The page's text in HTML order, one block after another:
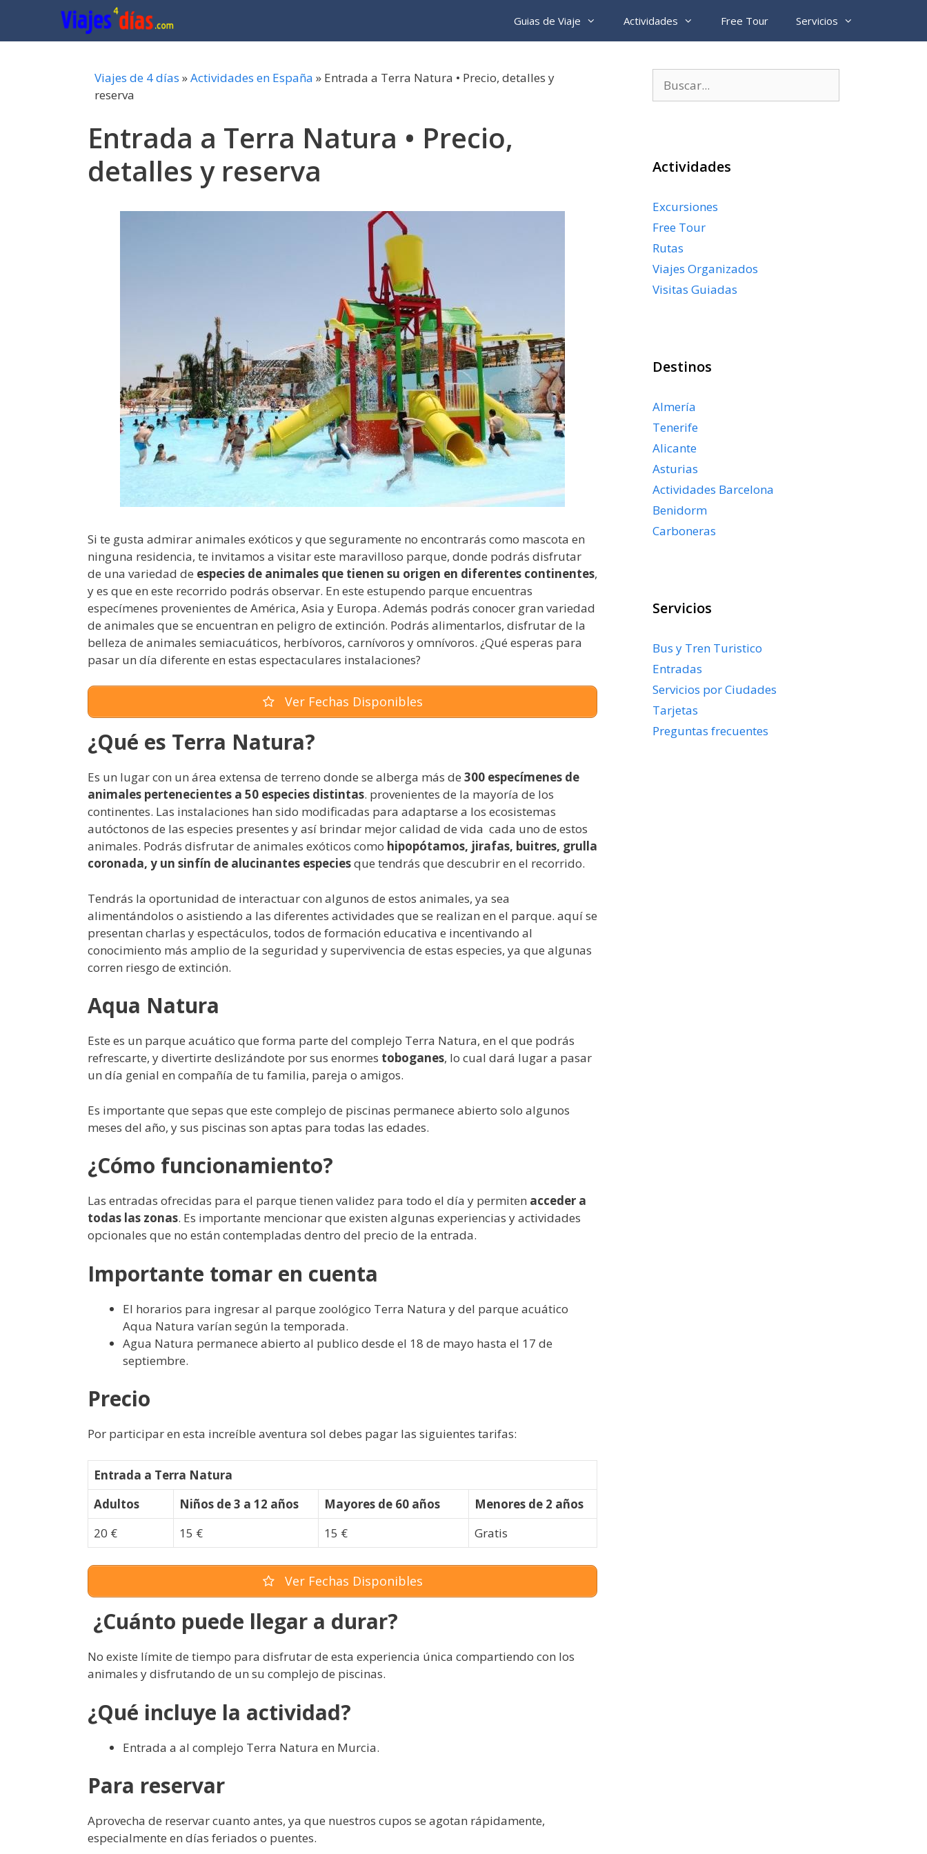
contenido
Guias de Viaje Actividades Free Tour Servicios
Viajes de 4 días »Actividades en España » Entrada a Terra Natura • Precio, detalles y
reserva
Entrada a Terra Natura • Precio,
detalles y reserva
Si te gusta admirar animales exóticos y que seguramente no encontrarás como mascota en
ninguna residencia, te invitamos a visitar este maravilloso parque, donde podrás disfrutar
de una variedad de especies de animales que tienen su origen en diferentes continentes,
y es que en este recorrido podrás observar. En este estupendo parque encuentras
especímenes provenientes de América, Asia y Europa. Además podrás conocer gran variedad
de animales que se encuentran en peligro de extinción. Podrás alimentarlos, disfrutar de la
belleza de animales semiacuáticos, herbívoros, carnívoros y omnívoros. ¿Qué esperas para
pasar un día diferente en estas espectaculares instalaciones?
Ver Fechas Disponibles
¿Qué es Terra Natura?
Es un lugar con un área extensa de terreno donde se alberga más de 300 especímenes de
animales pertenecientes a 50 especies distintas. provenientes de la mayoría de los
continentes. Las instalaciones han sido modificadas para adaptarse a los ecosistemas
autóctonos de las especies presentes y así brindar mejor calidad de vida cada uno de estos
animales. Podrás disfrutar de animales exóticos como hipopótamos, jirafas, buitres, grulla
coronada, y un sinfín de alucinantes especiesque tendrás que descubrir en el recorrido.
Tendrás la oportunidad de interactuar con algunos de estos animales, ya sea
alimentándolos o asistiendo a las diferentes actividades que se realizan en el parque. aquí se
presentan charlas y espectáculos, todos de formación educativa e incentivando al
conocimiento más amplio de la seguridad y supervivencia de estas especies, ya que algunas
corren riesgo de extinción.
Aqua Natura
Este es un parque acuático que forma parte del complejo Terra Natura, en el que podrás
refrescarte, y divertirte deslizándote por sus enormes toboganes, lo cual dará lugar a pasar
un día genial en compañía de tu familia, pareja o amigos.
Es importante que sepas que este complejo de piscinas permanece abierto solo algunos
meses del año, y sus piscinas son aptas para todas las edades.
¿Cómo funcionamiento?
Las entradas ofrecidas para el parque tienen validez para todo el día y permiten acceder a
todas las zonas. Es importante mencionar que existen algunas experiencias y actividades
opcionales que no están contempladas dentro del precio de la entrada.
Importante tomar en cuenta
El horarios para ingresar al parque zoológico Terra Natura y del parque acuático
Aqua Natura varían según la temporada.
Agua Natura permanece abierto al publico desde el 18 de mayo hasta el 17 de
septiembre.
Precio
Por participar en esta increíble aventura sol debes pagar las siguientes tarifas:
Entrada a Terra Natura
Adultos
Niños de 3 a 12 años Mayores de 60 años
Menores de 2 años
20 €
15 € 15 € Gratis
Ver Fechas Disponibles
¿Cuánto puede llegar a durar?
No existe límite de tiempo para disfrutar de esta experiencia única compartiendo con los
animales y disfrutando de un su complejo de piscinas.
¿Qué incluye la actividad?
Entrada a al complejo Terra Natura en Murcia.
Para reservar
Aprovecha de reservar cuanto antes, ya que nuestros cupos se agotan rápidamente,
especialmente en días feriados o puentes.
Actividades
Excursiones
Free Tour
Rutas
Viajes Organizados
Visitas Guiadas
Destinos
Almería
Tenerife
Alicante
Asturias
Actividades Barcelona
Benidorm
Carboneras
Servicios
Bus y Tren Turistico
Entradas
Servicios por Ciudades
Tarjetas
Preguntas frecuentes